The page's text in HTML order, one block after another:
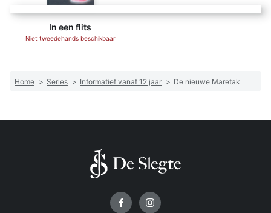
In een flits
Niet tweedehands beschikbaar
Home > Series > Informatief vanaf 12 jaar > De nieuwe Maretak